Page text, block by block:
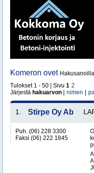
Komeron ovet
Tulokset 1 - 50 | Sivu 1 2
Järjestä hakuarvon nimen
1. Stirpe Oy Ab
Puh. (06) 228 3300
Faksi (06) 222 1845